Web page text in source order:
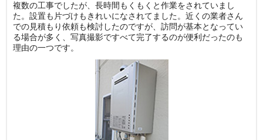
複数の工事でしたが、長時間もくもくと作業をされていまし
た。設置も片づけもきれいになされてました。近くの業者さん
での見積もり依頼も検討したのですが、訪問が基本となってい
る場合が多く、写真撮影ですべて完了するのが便利だったのも
理由の一つです。